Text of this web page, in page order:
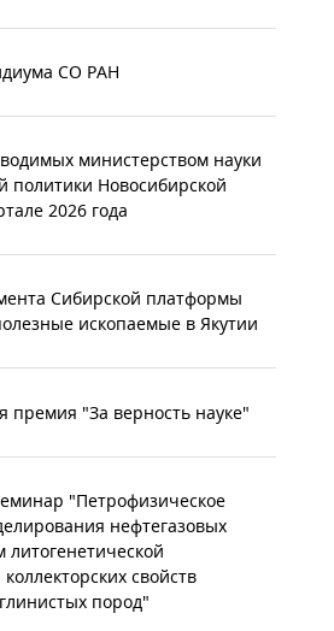
СО РАН
министерством науки
политики Новосибирской
2026 года
Сибирской платформы
ископаемые в Якутии
премия "За верность науке"
"Петрофизическое
нефтегазовых
литогенетической
свойств
пород"